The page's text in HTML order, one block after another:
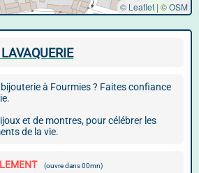
© Leaflet | ©OSM
à Fourmies ? Faites confiance
et de montres, pour célébrer les
de la vie.
(ouvre dans 00mn)